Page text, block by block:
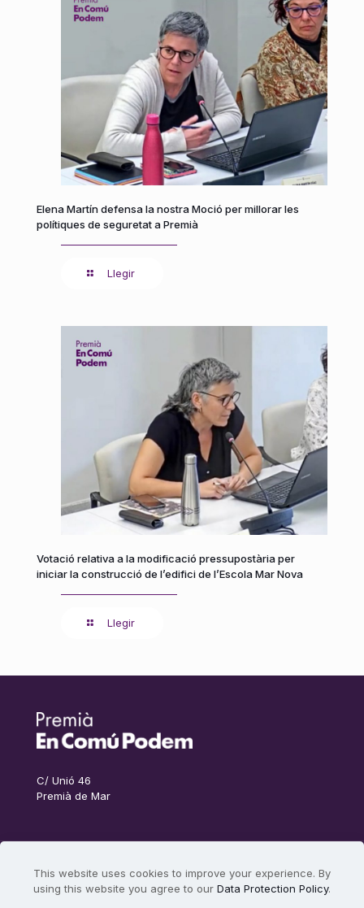
Elena Martín defensa la nostra Moció per millorar les
polítiques de seguretat a Premià
Llegir
Votació relativa a la modificació pressupostària per
iniciar la construcció de l’edifici de l’Escola Mar Nova
Llegir
C/ Unió 46
Premià de Mar
This website uses cookies to improve your experience. By
using this website you agree to our Data Protection Policy.